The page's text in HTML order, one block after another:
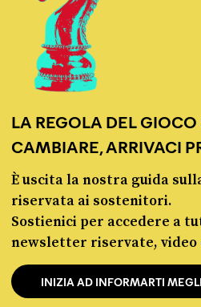
LA REGOLA DEL GIOCO
CAMBIARE, ARRIVACI
È uscita la nostra guida
riservata ai sostenitori.
Sostienici per accedere a
newsletter riservate,
INIZIA AD INFORMARTI
© Pagella Politica
Pagella Politica è una testata registrata
marzo 2021. ISSN
Privacy policy